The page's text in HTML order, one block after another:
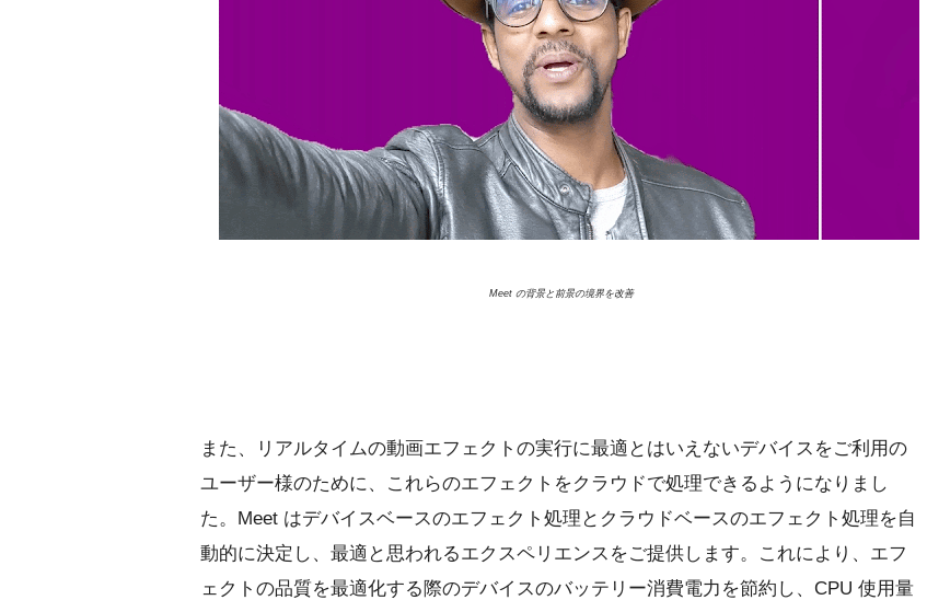
Meet の背景と前景の境界を改善
また、リアルタイムの動画エフェクトの実行に最適とはいえないデバイスをご利用の
ユーザー様のために、これらのエフェクトをクラウドで処理できるようになりまし
た。Meet はデバイスベースのエフェクト処理とクラウドベースのエフェクト処理を自
動的に決定し、最適と思われるエクスペリエンスをご提供します。これにより、エフ
ェクトの品質を最適化する際のデバイスのバッテリー消費電力を節約し、CPU 使用量